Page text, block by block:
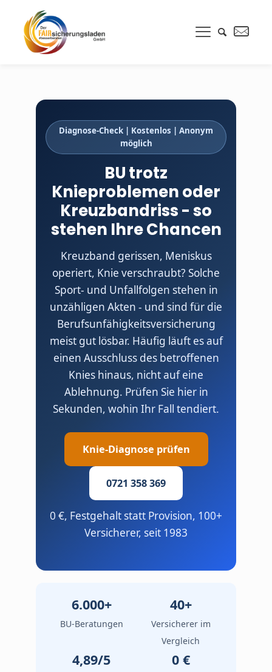
Diagnose-Check | Kostenlos | Anonym
möglich
BU trotz
Knieproblemen oder
Kreuzbandriss - so
stehen Ihre Chancen
Kreuzband gerissen, Meniskus
operiert, Knie verschraubt? Solche
Sport- und Unfallfolgen stehen in
unzähligen Akten - und sind für die
Berufsunfähigkeitsversicherung
meist gut lösbar. Häufig läuft es auf
einen Ausschluss des betroffenen
Knies hinaus, nicht auf eine
Ablehnung. Prüfen Sie hier in
Sekunden, wohin Ihr Fall tendiert.
Knie-Diagnose prüfen
0721 358 369
0 €, Festgehalt statt Provision, 100+
Versicherer, seit 1983
6.000+
BU-Beratungen
40+
Versicherer im
Vergleich
4,89/5 0 €